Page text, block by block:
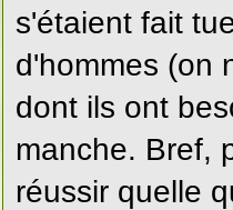
s'étaient fait
d'hommes (on
dont ils ont
manche. Bref,
réussir quelle